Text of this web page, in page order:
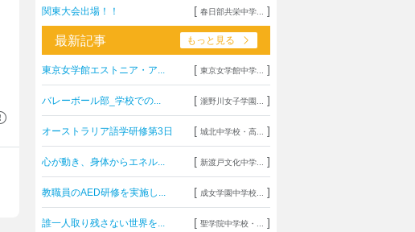
関東大会出場！！ [ 春日部共栄中学... ]
最新記事 もっと見る
東京女学館エストニア・ア... [ 東京女学館中学... ]
バレーボール部_学校での... [ 瀧野川女子学園... ]
オーストラリア語学研修第3日 [ 城北中学校・高... ]
心が動き、身体からエネル... [ 新渡戸文化中学... ]
教職員のAED研修を実施し... [ 成女学園中学校... ]
誰一人取り残さない世界を... [ 聖学院中学校・... ]